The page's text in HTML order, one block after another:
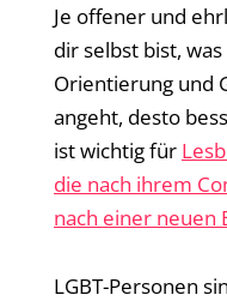
Je offener und
dir selbst bist,
Orientierung und
angeht, desto
ist wichtig für
die nach ihrem
nach einer neuen
LGBT-Personen